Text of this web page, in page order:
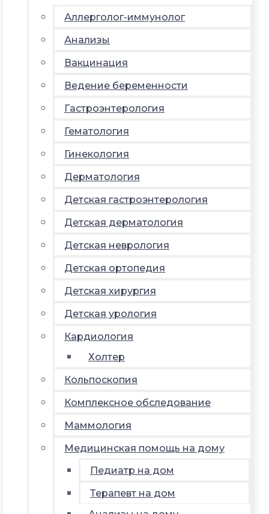
Аллерголог-иммунолог
Анализы
Вакцинация
Ведение беременности
Гастроэнтерология
Гематология
Гинекология
Дерматология
Детская гастроэнтерология
Детская дерматология
Детская неврология
Детская ортопедия
Детская хирургия
Детская урология
Кардиология
Холтер
Кольпоскопия
Комплексное обследование
Маммология
Медицинская помощь на дому
Педиатр на дом
Терапевт на дом